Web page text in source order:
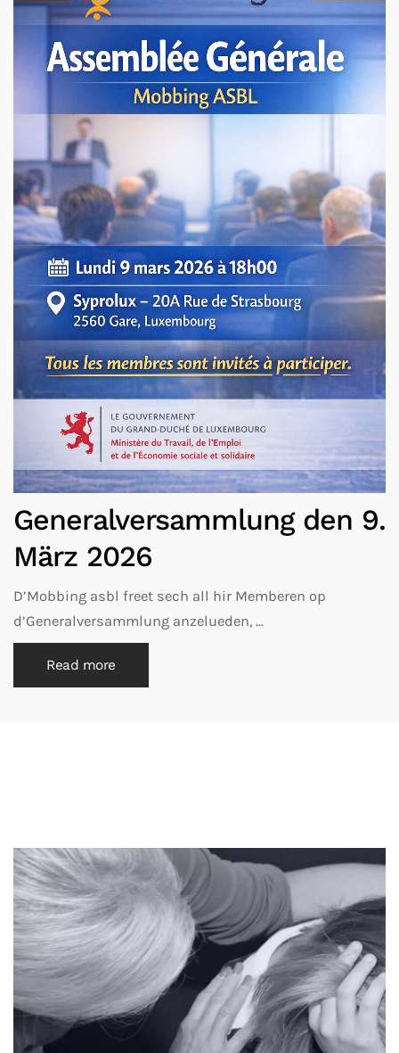
Generalversammlung den 9.
März 2026
D’Mobbing asbl freet sech all hir Memberen op
d’Generalversammlung anzelueden, ...
Read more